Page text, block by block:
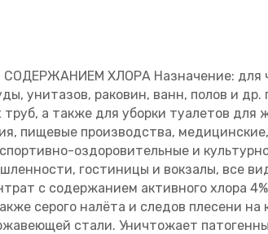
ХЛОРА Назначение: для
унитазов, раковин, ванн, полов и
а также для уборки туалетов для
пищевые производства,
оздоровительные и
гостиницы и вокзалы, все
с содержанием активного хлора
серого налёта и следов плесени на
стали. Уничтожает